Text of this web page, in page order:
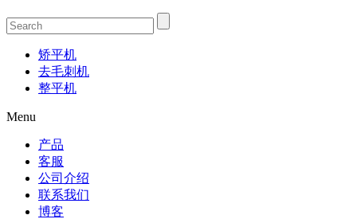
矫平机
去毛刺机
整平机
Menu
产品
客服
公司介绍
联系我们
博客